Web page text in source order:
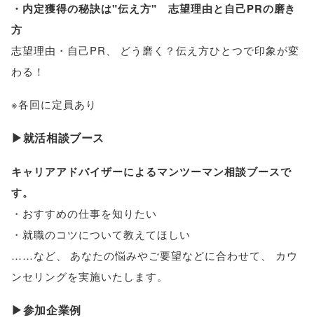
・内定獲得の秘訣は"伝え方" 志望理由と自己PRの磨き
方
志望理由・自己PR
どう磨く？伝え方ひとつで印象が変
わる！
※各回に定員あり
▶就活相談ブース
キャリアアドバイザーによるマンツーマン相談ブースで
す。
・おすすめの仕事を知りたい
・就職のコツについて教えてほしい
……など
あなたの悩みやご要望などに合わせて
カウ
ンセリングを実施いたします。
▶参加企業例